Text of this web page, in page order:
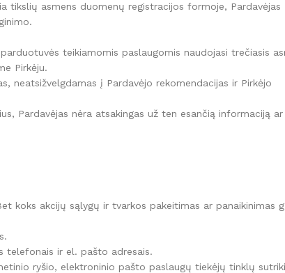
tikslių asmens duomenų registracijos formoje, Pardavėjas
teikiamomis paslaugomis naudojasi trečiasis
Pirkėju.
neatsižvelgdamas į Pardavėjo rekomendacijas ir Pirkėjo
Pardavėjas nėra atsakingas už ten esančią informaciją ar
koks akcijų sąlygų ir tvarkos pakeitimas ar panaikinimas
telefonais ir el. pašto adresais.
ryšio, elektroninio pašto paslaugų tiekėjų tinklų